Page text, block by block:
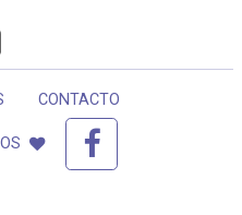
CONTACTO